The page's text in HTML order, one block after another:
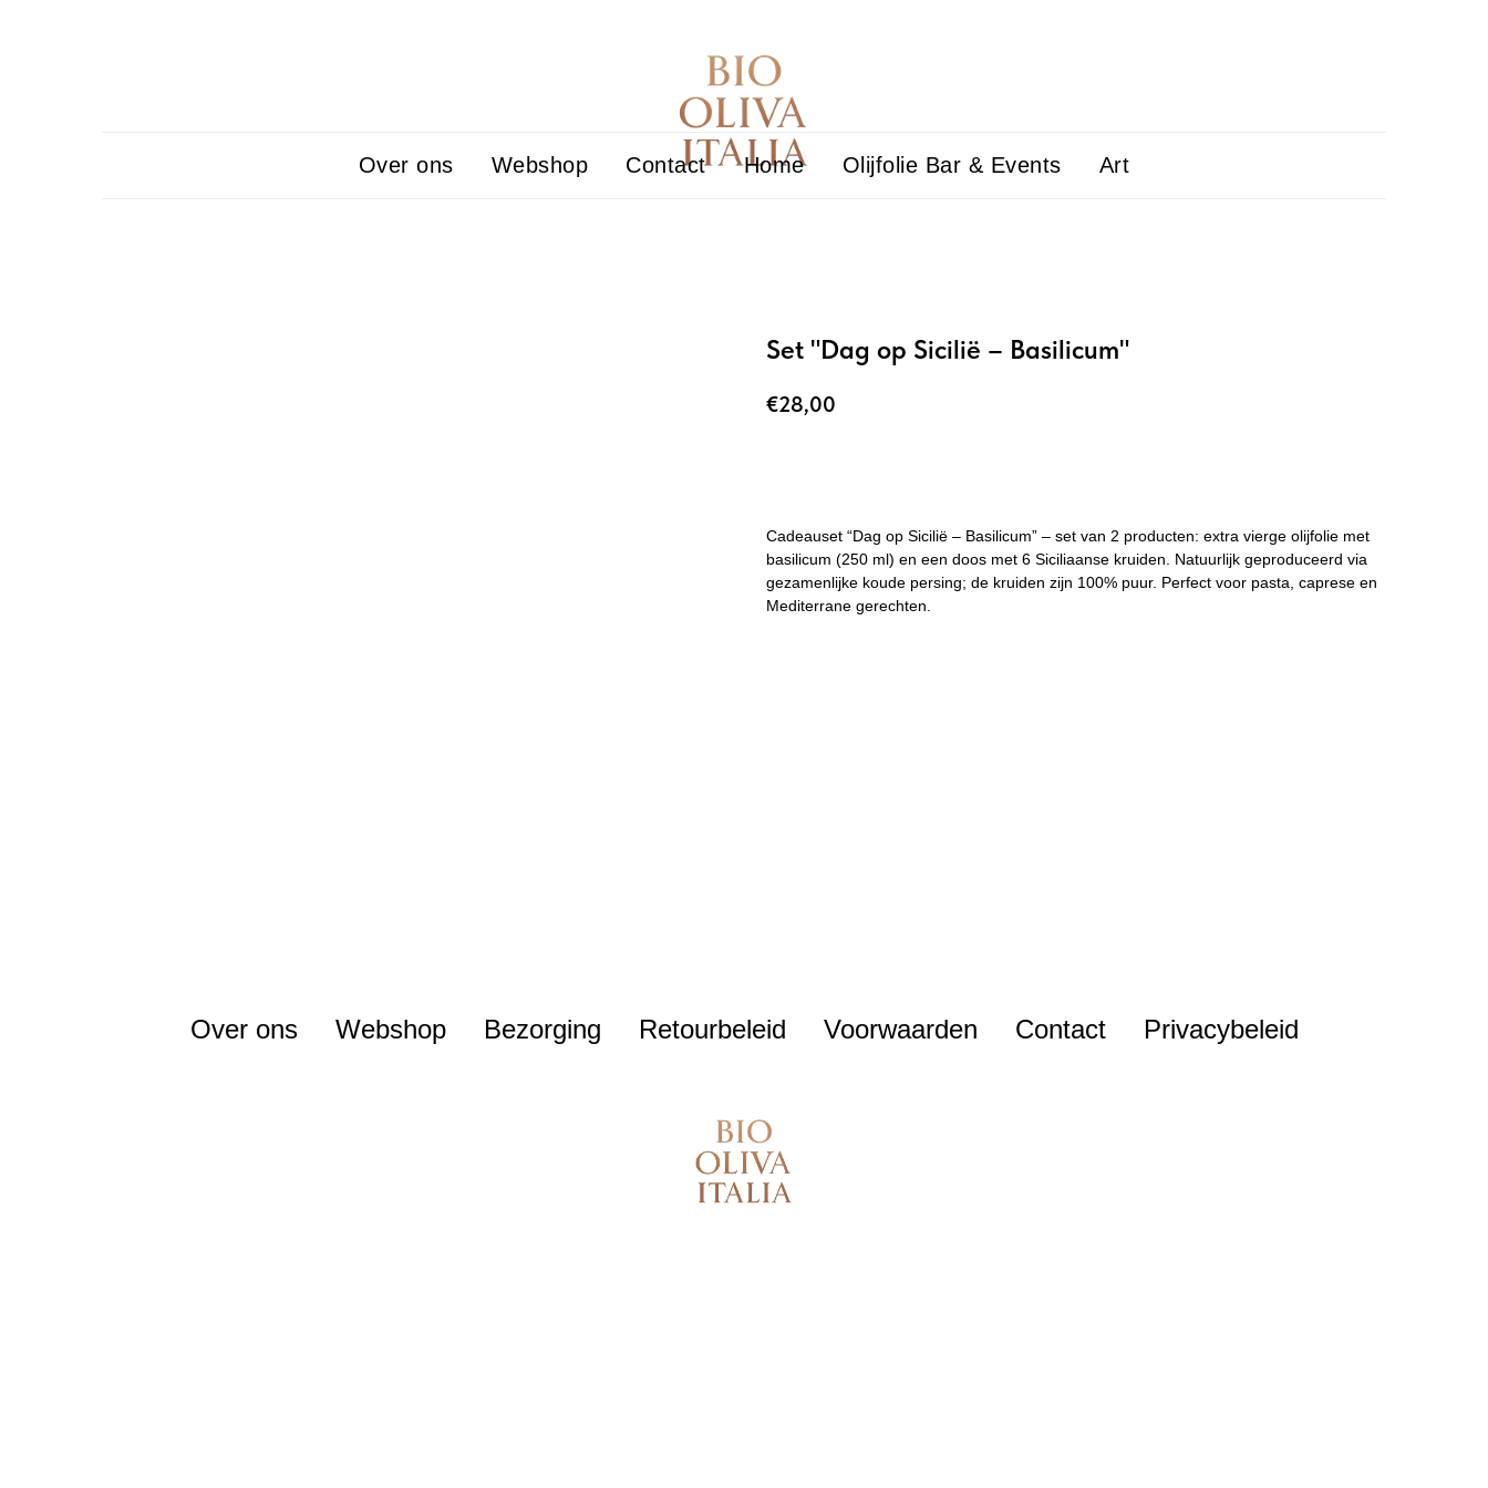
Over ons Webshop Contact Home Olijfolie Bar & Events Art
Set "Dag op Sicilië – Basilicum"
€28,00
Cadeauset “Dag op Sicilië – Basilicum” – set van 2 producten: extra vierge olijfolie met
basilicum (250 ml) en een doos met 6 Siciliaanse kruiden. Natuurlijk geproduceerd via
gezamenlijke koude persing; de kruiden zijn 100% puur. Perfect voor pasta, caprese en
Mediterrane gerechten.
Over ons Webshop Bezorging Retourbeleid Voorwaarden Contact Privacybeleid